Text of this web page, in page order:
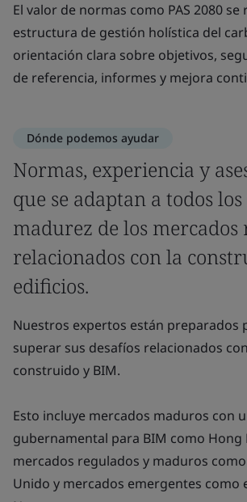
El valor de normas como PAS 2080 se
estructura de gestión holística del
orientación clara sobre objetivos,
de referencia, informes y mejora
Dónde podemos ayudar
Normas, experiencia y
que se adaptan a todos
madurez de los mercados
relacionados con la
edificios.
Nuestros expertos están preparados
superar sus desafíos relacionados
construido y BIM.
Esto incluye mercados maduros con
gubernamental para BIM como Hong
mercados regulados y maduros
Unido y mercados emergentes como